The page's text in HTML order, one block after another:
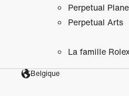
Perpetual
Perpetual Arts
La famille
Belgique